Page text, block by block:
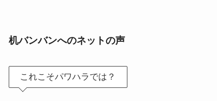
机バンバンへのネットの声
これこそパワハラでは？